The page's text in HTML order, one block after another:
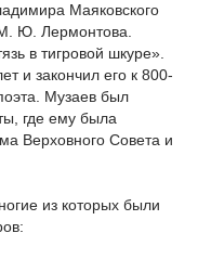
Маяковского
Ю. Лермонтова.
в тигровой шкуре».
и закончил его к 800-
Музаев был
где ему была
Верховного Совета и
из которых были